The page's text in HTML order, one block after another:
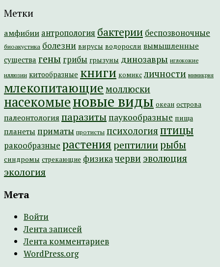
Метки
амфибии антропология бактерии беспозвоночные
биоакустика болезни вирусы водоросли вымышленные
существа гены грибы грызуны динозавры иглокожие
иллюзии китообразные книги комикс личности мимикрия
млекопитающие моллюски
насекомыеновые виды океан острова
палеонтология паразиты паукообразные пища
планеты приматы протисты психология птицы
ракообразные растениярептилиирыбы
синдромы стрекающие физикачерви эволюция
экология
Мета
Войти
Лента записей
Лента комментариев
WordPress.org